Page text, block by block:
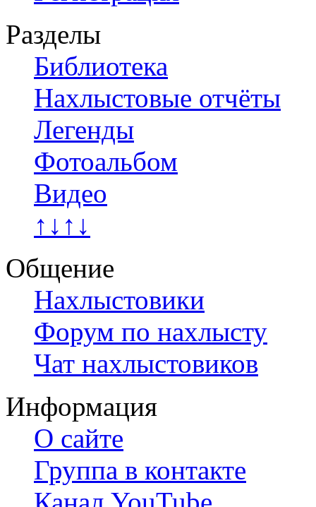
Разделы
Библиотека
Нахлыстовые отчёты
Легенды
Фотоальбом
Видео
↑↓↑↓
Общение
Нахлыстовики
Форум по нахлысту
Чат нахлыстовиков
Информация
О сайте
Группа в контакте